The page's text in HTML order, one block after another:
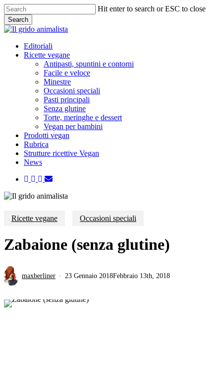
Skip
to
main
content
Hit enter to search or ESC to close
Search
Close
Menu
Editoriali
Ricette vegane
Antipasti, spuntini e contorni
Facile e veloce
Minestre
Occasioni speciali
Pasti principali
Senza glutine
Torte, meringhe e dessert
Vegan per bambini
Prodotti vegan
Rubrica
Strutture ricettive Vegan
News
twitter
facebook
instagram
email
Ricette vegane Occasioni speciali
Zabaione (senza glutine)
maxberliner 23 Gennaio 2018Febbraio 13th, 2018